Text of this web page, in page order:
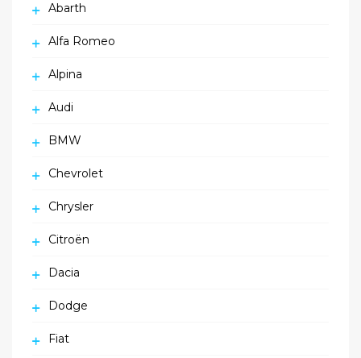
Abarth
Alfa Romeo
Alpina
Audi
BMW
Chevrolet
Chrysler
Citroën
Dacia
Dodge
Fiat